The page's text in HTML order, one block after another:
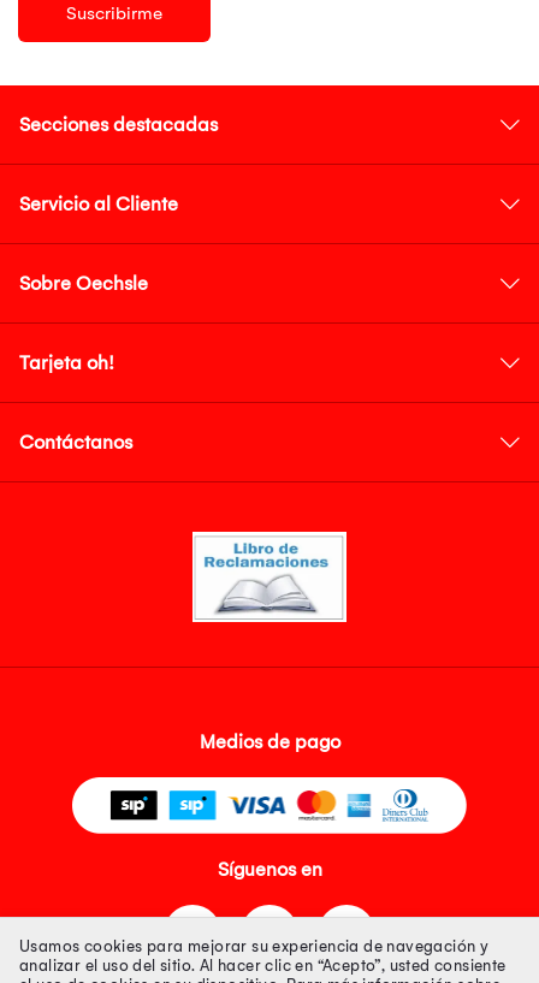
Suscribirme
Secciones destacadas
Servicio al Cliente
Sobre Oechsle
Tarjeta oh!
Contáctanos
Medios de pago
Síguenos en
Usamos cookies para mejorar su experiencia de navegación y
analizar el uso del sitio. Al hacer clic en “Acepto”, usted consiente